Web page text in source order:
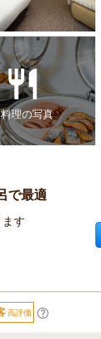
料理の写真
で最適
す
高評価